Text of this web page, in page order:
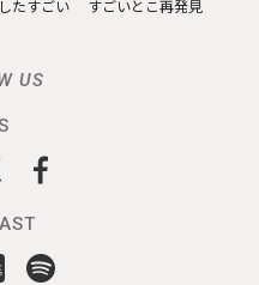
たすごい すごいとこ再発見
US